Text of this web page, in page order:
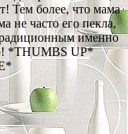
Тем более, что мама
не часто его пекла,
именно
*THUMBS UP*